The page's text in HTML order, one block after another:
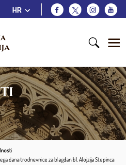
HR
dana trodnevnice za blagdan bl. Alojzija Stepinca